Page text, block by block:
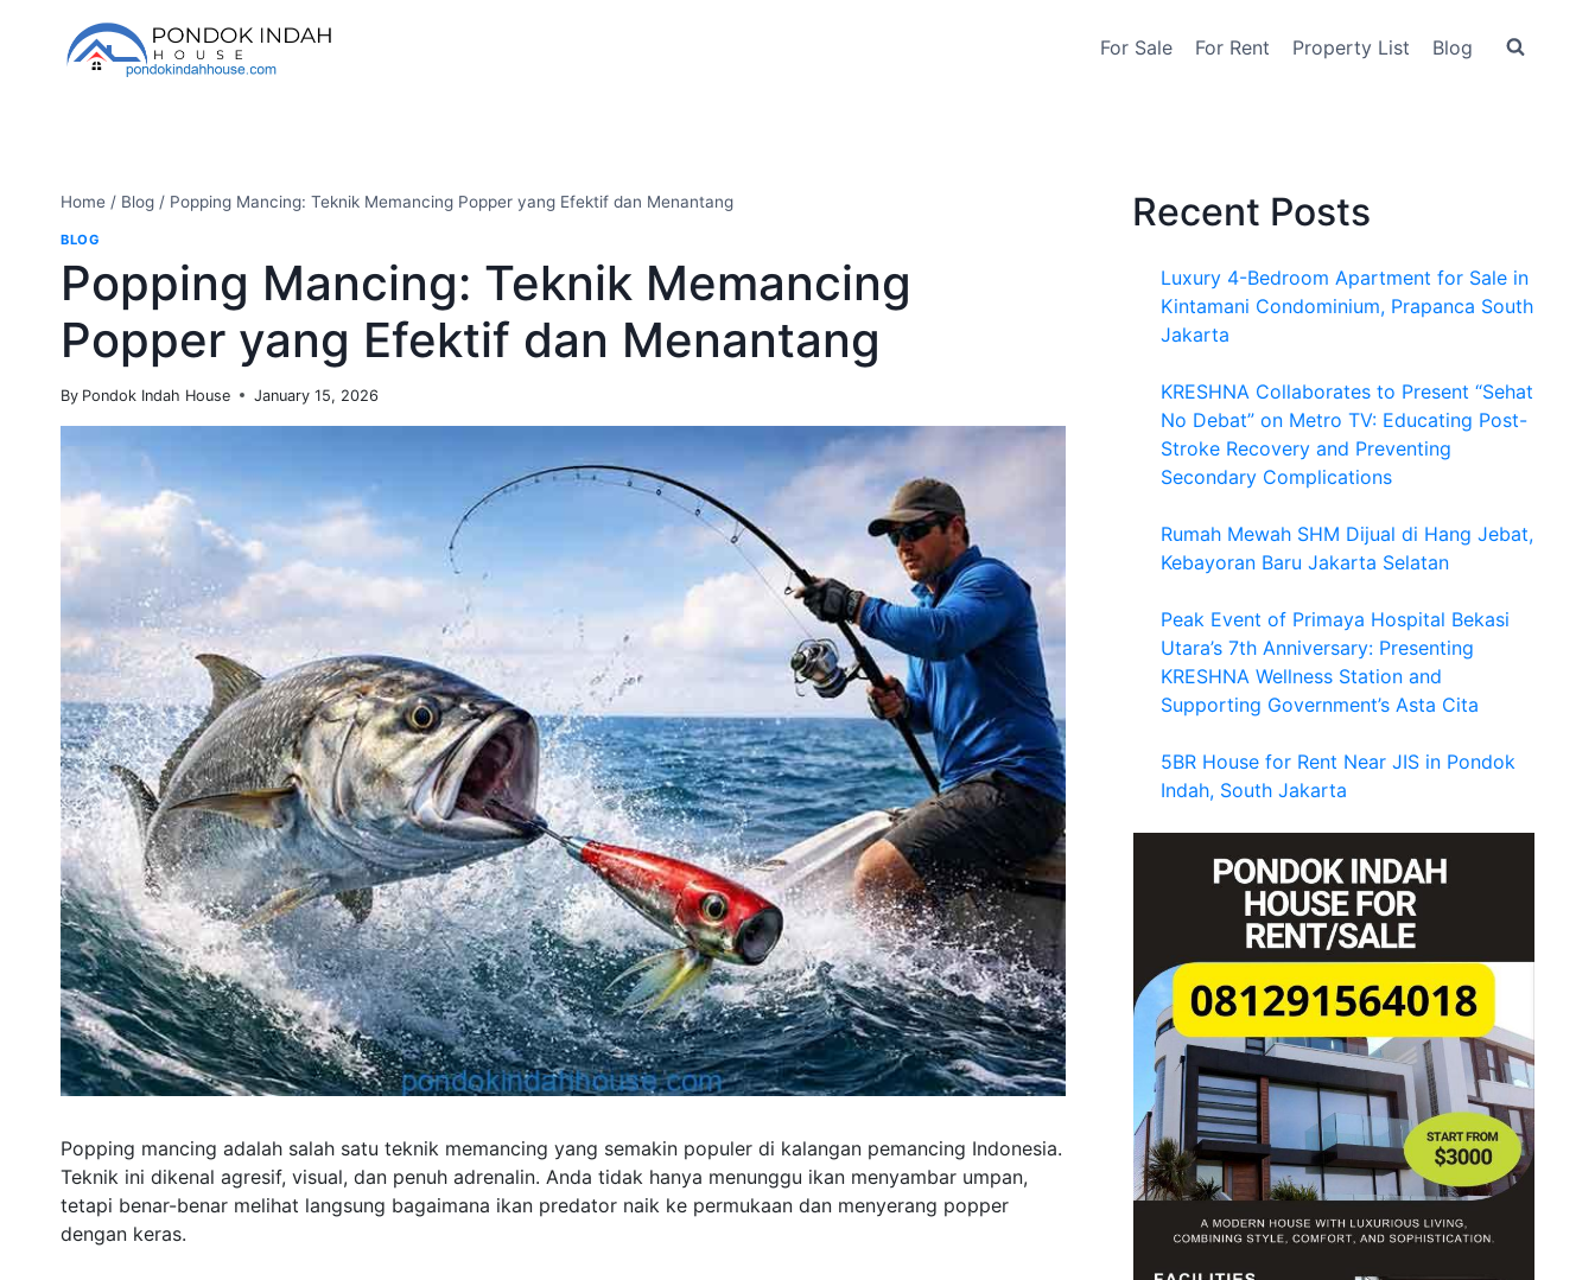
content
For Sale For Rent Property List Blog
Home / Blog / Popping Mancing: Teknik Memancing Popper yang Efektif dan Menantang
BLOG
Popping Mancing: Teknik Memancing
Popper yang Efektif dan Menantang
By Pondok Indah House January 15, 2026
Popping mancing adalah salah satu teknik memancing yang semakin populer di kalangan pemancing Indonesia.
Teknik ini dikenal agresif, visual, dan penuh adrenalin. Anda tidak hanya menunggu ikan menyambar umpan,
tetapi benar-benar melihat langsung bagaimana ikan predator naik ke permukaan dan menyerang popper
dengan keras.
Recent Posts
Luxury 4-Bedroom Apartment for Sale in
Kintamani Condominium, Prapanca South
Jakarta
KRESHNA Collaborates to Present “Sehat
No Debat” on Metro TV: Educating Post-
Stroke Recovery and Preventing
Secondary Complications
Rumah Mewah SHM Dijual di Hang Jebat,
Kebayoran Baru Jakarta Selatan
Peak Event of Primaya Hospital Bekasi
Utara’s 7th Anniversary: Presenting
KRESHNA Wellness Station and
Supporting Government’s Asta Cita
5BR House for Rent Near JIS in Pondok
Indah, South Jakarta